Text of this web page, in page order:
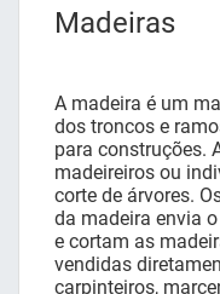
Madeiras
A madeira é um
dos troncos e
para construções.
madeireiros ou
corte de árvores.
da madeira envia
e cortam as
vendidas
carpinteiros,